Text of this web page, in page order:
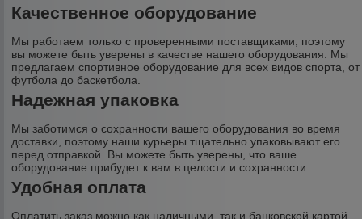
Качественное оборудование
Мы работаем только с проверенными поставщиками, поэтому
вы можете быть уверены в качестве нашего оборудования. Мы
предлагаем спортивное оборудование для всех видов спорта, от
футбола до баскетбола.
Надежная упаковка
Мы заботимся о сохранности вашего оборудования во время
доставки, поэтому наши курьеры тщательно упаковывают его
перед отправкой. Вы можете быть уверены, что ваше
оборудование прибудет к вам в целости и сохранности.
Удобная оплата
Оплатить заказ можно как наличными, так и банковской картой.